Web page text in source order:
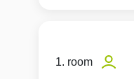
1. room